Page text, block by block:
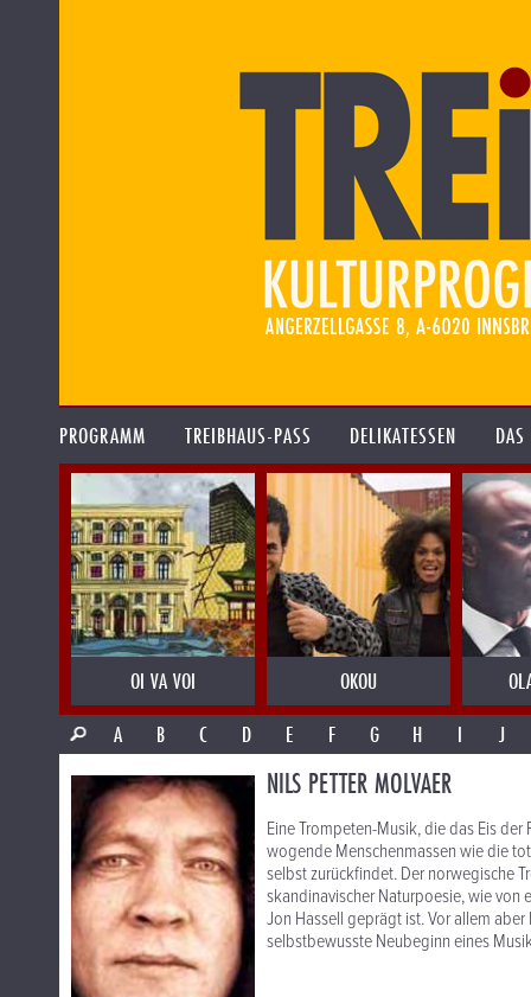
PROGRAMM TREIBHAUS-PASS DELIKATESSEN
OI VA VOI OKOU
A
B C D E F G H I J
NILS PETTER MOLVAER
Eine Trompeten-Musik, die das Eis
wogende Menschenmassen wie die
selbst zurückfindet. Der norwegische
skandinavischer Naturpoesie, wie von
Jon Hassell geprägt ist. Vor allem
selbstbewusste Neubeginn eines